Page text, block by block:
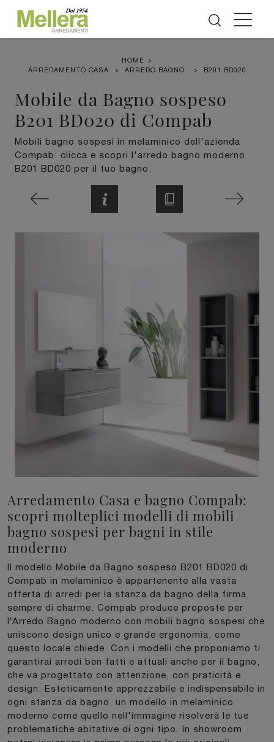
HOME >
ARREDAMENTO CASA
> ARREDO BAGNO > B201 BD020
Mobile da Bagno sospeso
B201 BD020 di Compab
Mobili bagno sospesi in melaminico dell'azienda
Compab: clicca e scopri l'arredo bagno moderno
B201 BD020 per il tuo bagno.
Arredamento Casa e bagno Compab:
scopri molteplici modelli di mobili
bagno sospesi per bagni in stile
moderno
Il modello Mobile da Bagno sospeso B201 BD020 di
Compab in melaminico è appartenente alla vasta
offerta di arredi per la stanza da bagno della firma,
sempre di charme. Compab produce proposte per
l’Arredo Bagno moderno con mobili bagno sospesi che
uniscono design unico e grande ergonomia, come
questo locale chiede. Con i modelli che proponiamo ti
garantirai arredi ben fatti e attuali anche per il bagno,
che va progettato con attenzione, con praticità e
design. Esteticamente apprezzabile e indispensabile in
ogni stanza da bagno, un modello in melaminico
moderno come quello nell'immagine risolverà le tue
problematiche abitative di ogni tipo. In showroom